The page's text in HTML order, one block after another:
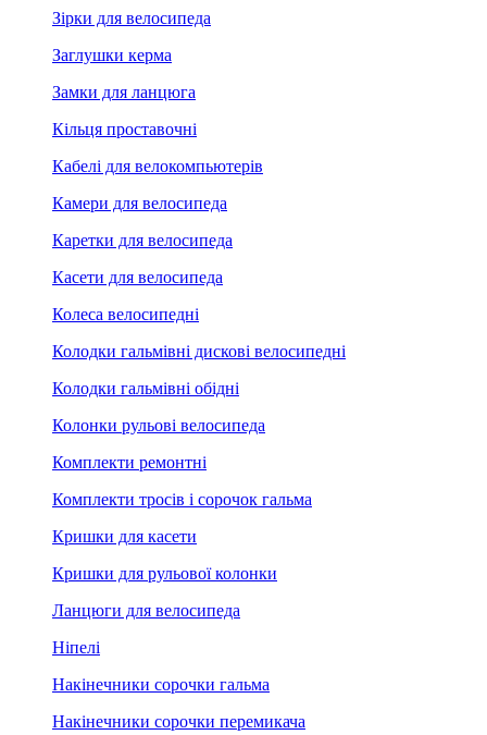
Зірки для велосипеда
Заглушки керма
Замки для ланцюга
Кільця проставочні
Кабелі для велокомпьютерів
Камери для велосипеда
Каретки для велосипеда
Касети для велосипеда
Колеса велосипедні
Колодки гальмівні дискові велосипедні
Колодки гальмівні обідні
Колонки рульові велосипеда
Комплекти ремонтні
Комплекти тросів і сорочок гальма
Кришки для касети
Кришки для рульової колонки
Ланцюги для велосипеда
Ніпелі
Накінечники сорочки гальма
Накінечники сорочки перемикача